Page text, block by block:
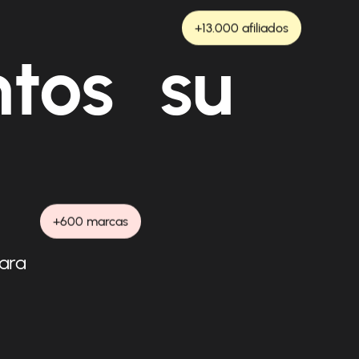
su
+600 marcas
+13.000 afiliados